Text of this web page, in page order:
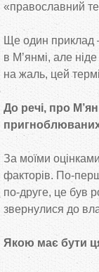
«православний
Ще один приклад
в М’янмі, але
на жаль, цей
До речі, про
За моїми
факторів. По-
по-друге, це був
звернулися до
Якою має бути